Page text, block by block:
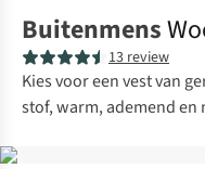
Buitenmens
13 review
Kies voor een vest van
stof, warm, ademend en